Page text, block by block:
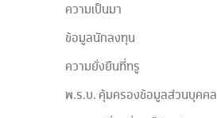
ความเป็นมา
ข้อมูลนักลงทุน
ความยั่งยืนที่ทรู
พ.ร.บ. คุ้มครองข้อมูลส่วนบุคคล